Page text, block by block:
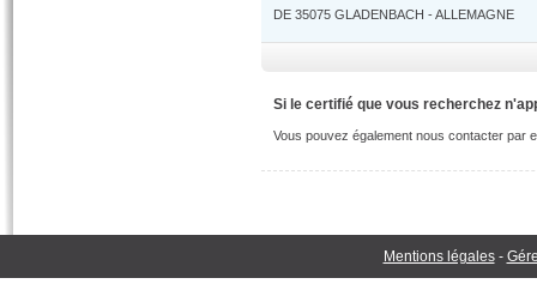
DE 35075 GLADENBACH - ALLEMAGNE
Si le certifié que vous recherchez
Vous pouvez également nous contacter par
Mentions légales-